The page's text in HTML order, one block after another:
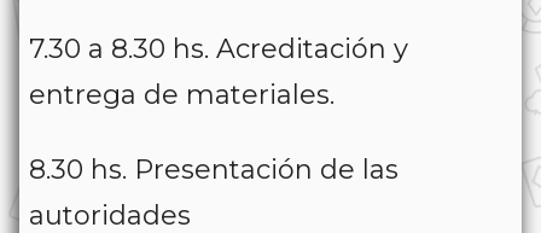
7.30 a 8.30 hs. Acreditación y
entrega de materiales.
8.30 hs. Presentación de las
autoridades